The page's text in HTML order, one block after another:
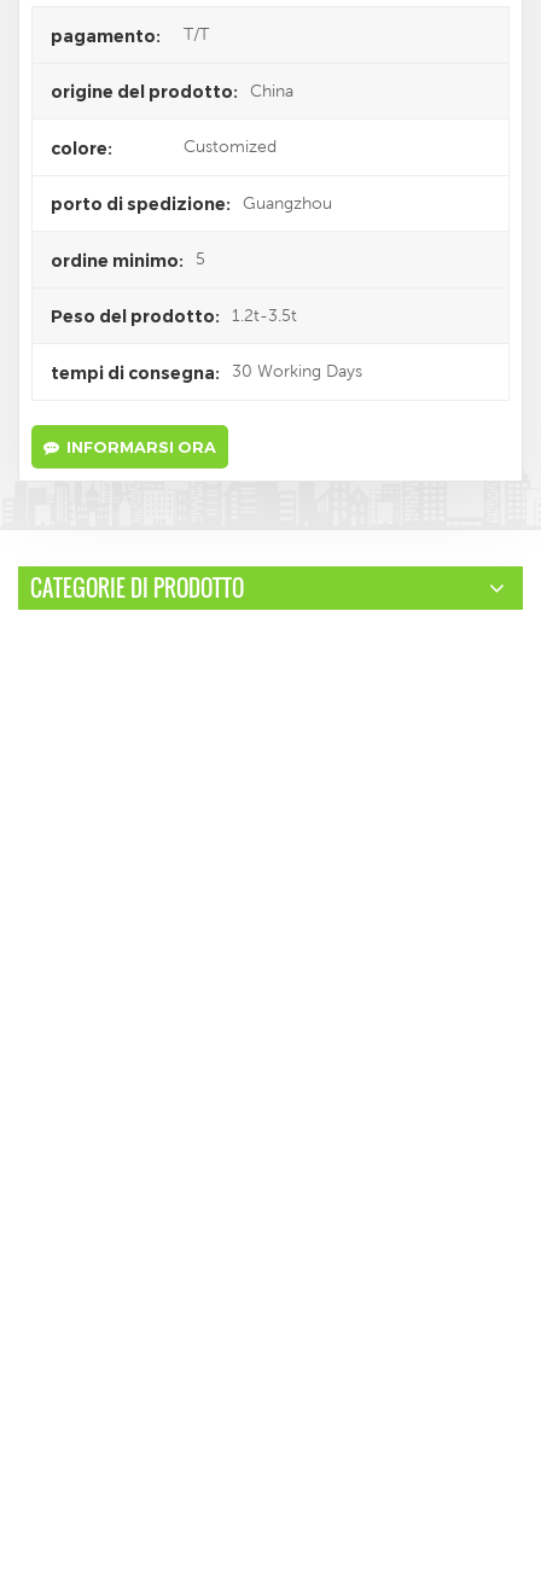
pagamento: T/T
origine del prodotto: China
colore: Customized
porto di spedizione: Guangzhou
ordine minimo: 5
Peso del prodotto: 1.2t-3.5t
tempi di consegna: 30 Working Days
INFORMARSI ORA
CATEGORIE DI PRODOTTO